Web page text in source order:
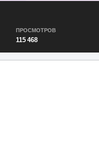
ПРОСМОТРОВ
115 468